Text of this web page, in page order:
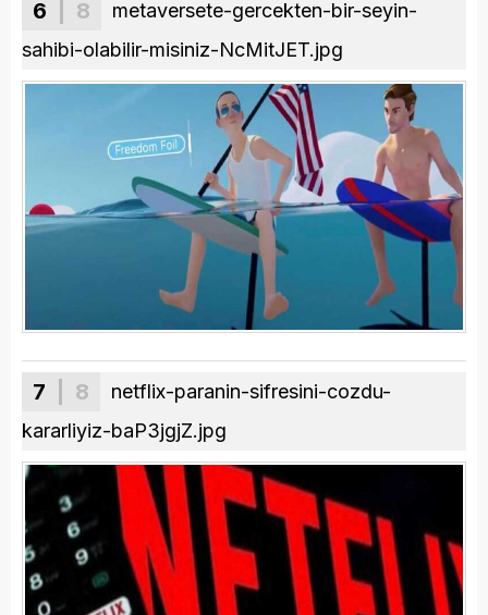
6 | 8
metaversete-gercekten-bir-seyin-
sahibi-olabilir-misiniz-NcMitJET.jpg
7 | 8
netflix-paranin-sifresini-cozdu-
kararliyiz-baP3jgjZ.jpg